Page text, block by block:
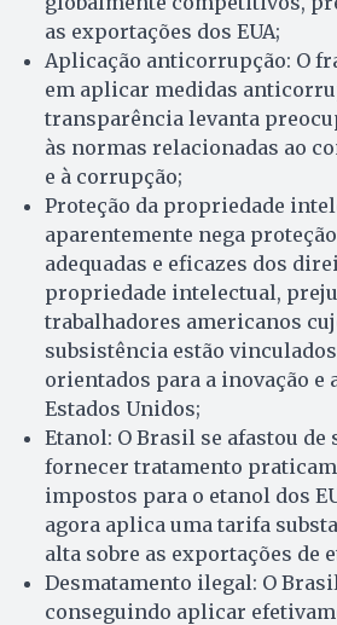
as exportações dos EUA;
Aplicação anticorrupção: O
em aplicar medidas
transparência levanta
às normas relacionadas ao
e à corrupção;
Proteção da propriedade
aparentemente nega
adequadas e eficazes dos
propriedade intelectual,
trabalhadores americanos
subsistência estão
orientados para a inovação e
Estados Unidos;
Etanol: O Brasil se afastou de
fornecer tratamento
impostos para o etanol dos
agora aplica uma tarifa
alta sobre as exportações de
Desmatamento ilegal: O
conseguindo aplicar